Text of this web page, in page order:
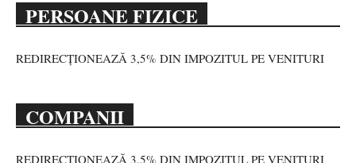
PERSOANE FIZICE
REDIRECȚIONEAZĂ 3,5% DIN IMPOZITUL PE VENITURI
COMPANII
REDIRECȚIONEAZĂ 3,5% DIN IMPOZITUL PE VENITURI